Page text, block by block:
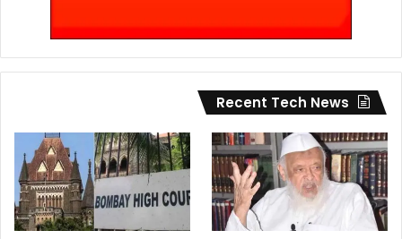
Recent Tech News